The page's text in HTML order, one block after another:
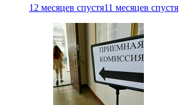
12 месяцев спустя11 месяцев спустя